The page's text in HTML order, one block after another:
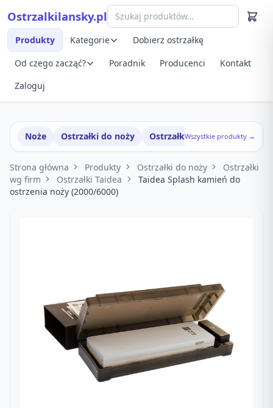
Ostrzalkilansky.pl
Produkty Kategorie
Dobierz ostrzałkę
Od czego zacząć?
Poradnik Producenci
Kontakt
Zaloguj
Noże Ostrzałki do noży Ostrzałki w zestawach
Wszystkie produkty →
Strona główna Produkty Ostrzałki do noży
Ostrzałki
wg firm
Ostrzałki Taidea
Taidea Splash kamień do
ostrzenia noży (2000/6000)
Szybki podgląd produktu